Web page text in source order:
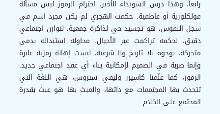
رابعاً، وهذا درس السويداء الأخير، احترام الرموز ليس مسألة
فولكلورية أو عاطفية. حكمت الهجري لم يكن مجرد اسم في
سجل النفوس، هو تجسيد حي لذاكرة جمعية، لتوازن اجتماعي
دقيق، لحكمة تراكمت عبر الأجيال. محاولة استبداله بدمى
متحركة، بوجوه بلا تاريخ ولا شرعية، ليست إهانة رمزية عابرة
وإنما ضربة في الصميم لإمكانية بناء أي عقد اجتماعي جديد.
الرموز، كما علّمنا كاسيرر وليفي ستروس، هي اللغة التي
تتحدث بها المجتمعات مع ذاتها، والعبث بها هو عبث بقدرة
المجتمع على الكلام.